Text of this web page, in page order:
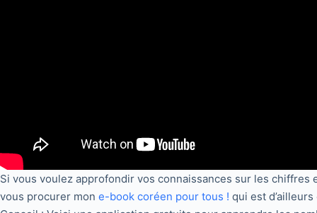
Si vous voulez approfondir vos connaissances sur les chiffres
vous procurer mon e-book coréen pour tous ! qui est